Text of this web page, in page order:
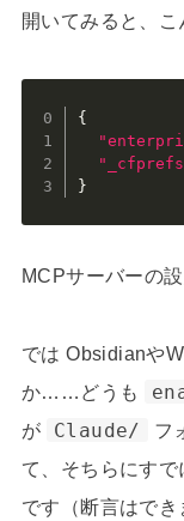
開いてみると、こ
{
}
MCPサーバーの
では Obsidianや
か……どうも
が
Claude/
フ
て、そちらにす
です（断言はでき